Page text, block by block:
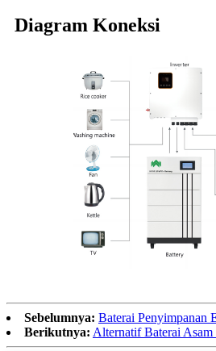
Diagram Koneksi
Sebelumnya: Baterai Penyimpanan
Berikutnya: Alternatif Baterai Asam